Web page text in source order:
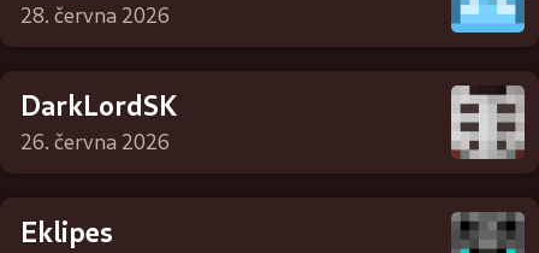
28. června 2026
DarkLordSK
26. června 2026
Eklipes